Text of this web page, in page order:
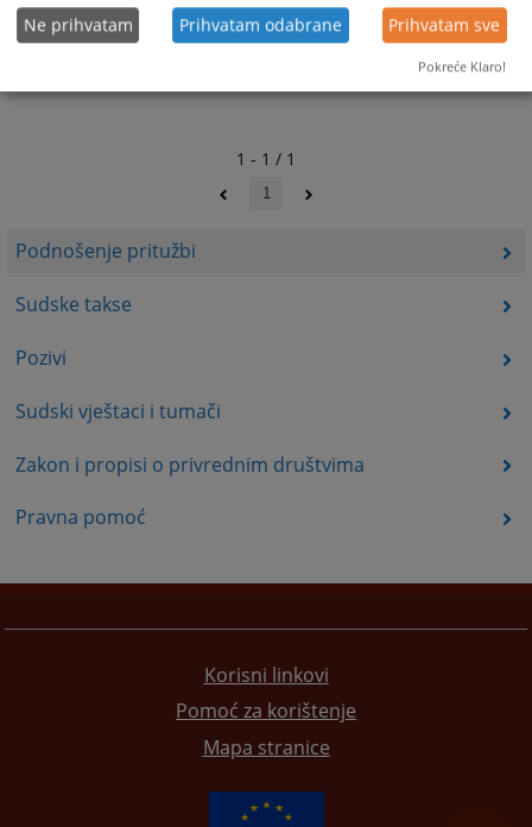
Podnošenje pritužbi
Sudske takse
Pozivi
Sudski vještaci i tumači
Zakon i propisi o privrednim društvima
Pravna pomoć
1 - 1 / 1
1
Korisni linkovi
Pomoć za korištenje
Mapa stranice
Ne prihvatam Prihvatam odabrane Prihvatam sve
Pokreće Klaro!